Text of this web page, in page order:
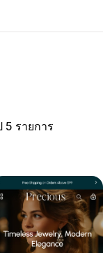
5 รายการ